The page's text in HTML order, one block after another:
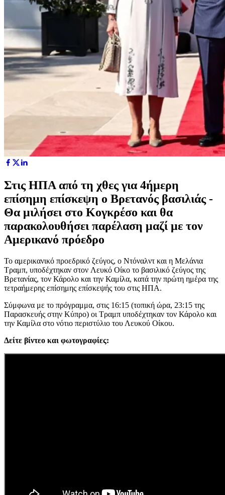
Στις ΗΠΑ από τη χθες για 4ήμερη
επίσημη επίσκεψη ο Βρετανός βασιλιάς -
Θα μιλήσει στο Κογκρέσο και θα
παρακολουθήσει παρέλαση μαζί με τον
Αμερικανό πρόεδρο
Το αμερικανικό προεδρικό ζεύγος, ο Ντόναλντ και η Μελάνια
Τραμπ, υποδέχτηκαν στον Λευκό Οίκο το βασιλικό ζεύγος της
Βρετανίας, τον Κάρολο και την Καμίλα, κατά την πρώτη ημέρα της
τετραήμερης επίσημης επίσκεψής του στις ΗΠΑ.
Σύμφωνα με το πρόγραμμα, στις 16:15 (τοπική ώρα, 23:15 της
Παρασκευής στην Κύπρο) οι Τραμπ υποδέχτηκαν τον Κάρολο και
την Καμίλα στο νότιο περιστύλιο του Λευκού Οίκου.
Δείτε βίντεο και φωτογραφίες: